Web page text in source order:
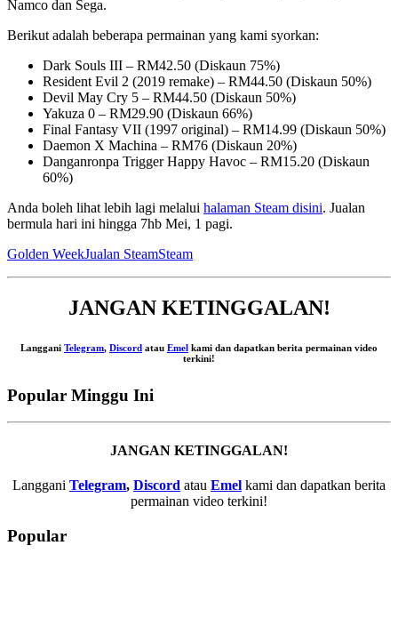
Namco dan Sega.
Berikut adalah beberapa permainan yang kami syorkan:
Dark Souls III – RM42.50 (Diskaun 75%)
Resident Evil 2 (2019 remake) – RM44.50 (Diskaun 50%)
Devil May Cry 5 – RM44.50 (Diskaun 50%)
Yakuza 0 – RM29.90 (Diskaun 66%)
Final Fantasy VII (1997 original) – RM14.99 (Diskaun 50%)
Daemon X Machina – RM76 (Diskaun 20%)
Danganronpa Trigger Happy Havoc – RM15.20 (Diskaun
60%)
Anda boleh lihat lebih lagi melalui halaman Steam disini. Jualan
bermula hari ini hingga 7hb Mei, 1 pagi.
Golden WeekJualan SteamSteam
JANGAN KETINGGALAN!
Langgani Telegram, Discord atau Emel kami dan dapatkan berita permainan video
terkini!
Popular Minggu Ini
JANGAN KETINGGALAN!
Langgani Telegram, Discord atau Emel kami dan dapatkan berita
permainan video terkini!
Popular